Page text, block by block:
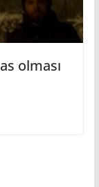
olması